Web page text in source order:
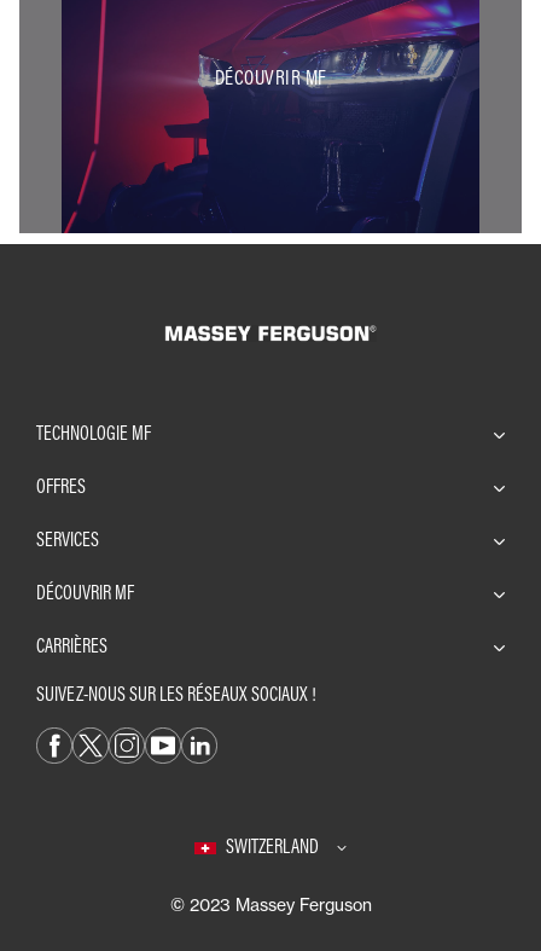
DÉCOUVRIR MF
TECHNOLOGIE MF
OFFRES
SERVICES
DÉCOUVRIR MF
CARRIÈRES
SUIVEZ-NOUS SUR LES RÉSEAUX SOCIAUX !
SWITZERLAND
© 2023 Massey Ferguson